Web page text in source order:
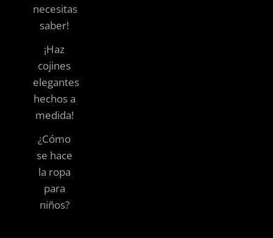
necesitas
saber!
¡Haz
cojines
elegantes
hechos a
medida!
¿Cómo
se hace
la ropa
para
niños?